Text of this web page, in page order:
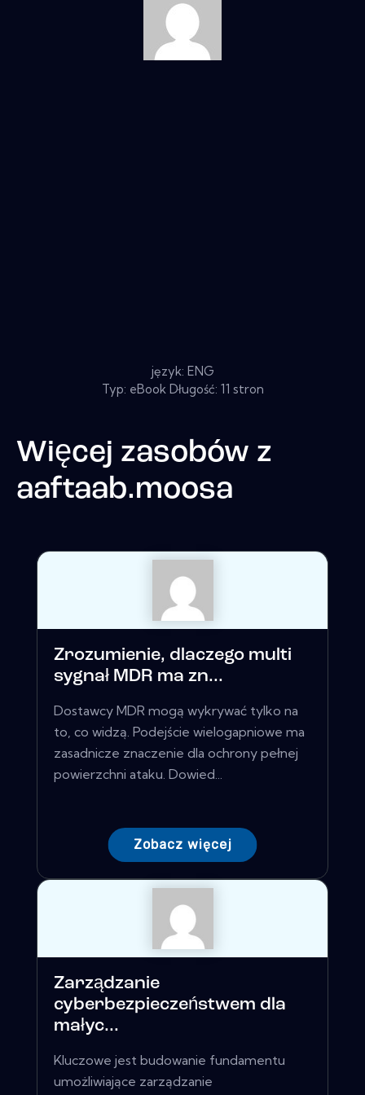
język: ENG
Typ: eBook Długość: 11 stron
Więcej zasobów z
aaftaab.moosa
Zrozumienie, dlaczego multi
sygnał MDR ma zn...
Dostawcy MDR mogą wykrywać tylko na
to, co widzą. Podejście wielogapniowe ma
zasadnicze znaczenie dla ochrony pełnej
powierzchni ataku. Dowied...
Zobacz więcej
Zarządzanie
cyberbezpieczeństwem dla
małyc...
Kluczowe jest budowanie fundamentu
umożliwiające zarządzanie